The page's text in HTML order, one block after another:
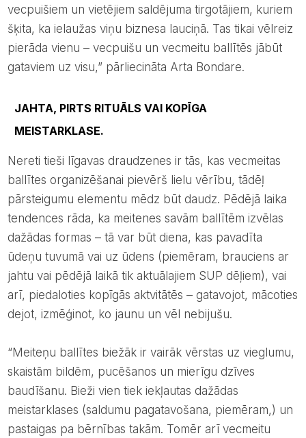
vecpuišiem un vietējiem saldējuma tirgotājiem, kuriem
šķita, ka ielaužas viņu biznesa lauciņā. Tas tikai vēlreiz
pierāda vienu – vecpuišu un vecmeitu ballītēs jābūt
gataviem uz visu,” pārliecināta Arta Bondare.
JAHTA, PIRTS RITUĀLS VAI KOPĪGA
MEISTARKLASE.
Nereti tieši līgavas draudzenes ir tās, kas vecmeitas
ballītes organizēšanai pievērš lielu vērību, tādēļ
pārsteigumu elementu mēdz būt daudz. Pēdējā laika
tendences rāda, ka meitenes savām ballītēm izvēlas
dažādas formas – tā var būt diena, kas pavadīta
ūdeņu tuvumā vai uz ūdens (piemēram, brauciens ar
jahtu vai pēdējā laikā tik aktuālajiem SUP dēļiem), vai
arī, piedaloties kopīgās aktvitātēs – gatavojot, mācoties
dejot, izmēģinot, ko jaunu un vēl nebijušu.
“Meiteņu ballītes biežāk ir vairāk vērstas uz vieglumu,
skaistām bildēm, pucēšanos un mierīgu dzīves
baudīšanu. Bieži vien tiek iekļautas dažādas
meistarklases (saldumu pagatavošana, piemēram,) un
pastaigas pa bērnības takām. Tomēr arī vecmeitu